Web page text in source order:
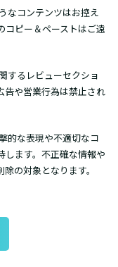
なコンテンツはお控え
コピー＆ペーストはご遠
するレビューセクショ
告や営業行為は禁止され
的な表現や不適切なコ
します。不正確な情報や
の対象となります。